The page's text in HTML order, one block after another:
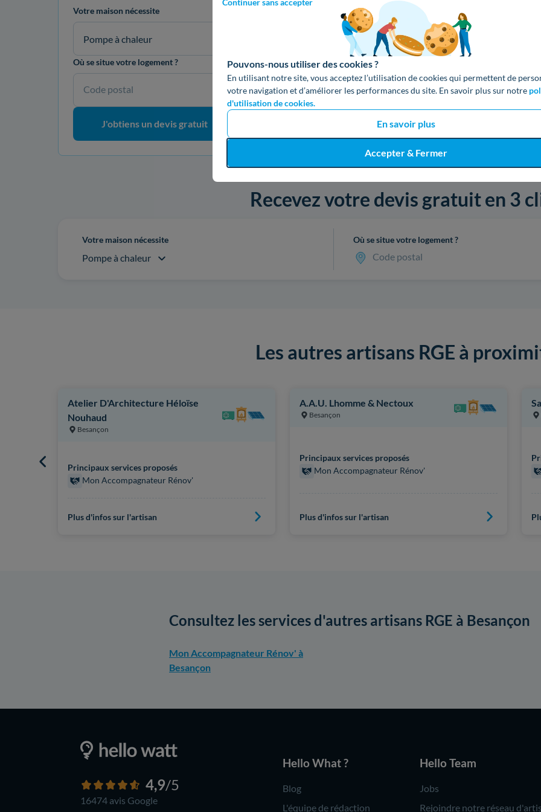
Continuer sans accepter
Pouvons-nous utiliser des cookies ?
En utilisant notre site, vous acceptez l’utilisation de cookies qui permettent de
votre navigation et d’améliorer les performances du site. En savoir plus sur notre
d'utilisation de cookies.
En savoir plus
Accepter & Fermer
Votre maison nécessite
Pompe à chaleur
Où se situe votre logement ?
Code postal
J'obtiens un devis gratuit
Recevez votre devis gratuit en 3
Votre maison nécessite
Pompe à chaleur
Où se situe votre logement ?
Code postal
Les autres artisans RGE à
Atelier D'Architecture Héloïse
Nouhaud
Besançon
Principaux services proposés
Mon Accompagnateur Rénov'
Plus d'infos sur l'artisan
A.A.U. Lhomme & Nectoux
Besançon
Principaux services proposés
Mon Accompagnateur Rénov'
Plus d'infos sur l'artisan
Consultez les services d'autres artisans RGE à Besançon
Mon Accompagnateur Rénov' à
Besançon
4,9/5
16474 avis Google
Hello What ?
Blog
L'équipe de rédaction
Hello Team
Jobs
Rejoindre notre réseau